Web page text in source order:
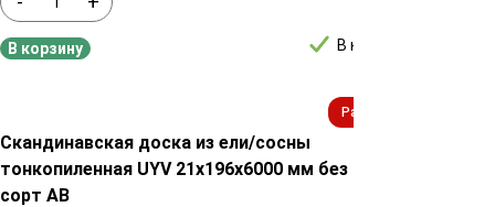
В наличии
В корзину
Распродажа!
Скандинавская доска из ели/сосны
тонкопиленная UYV 21х196х6000 мм без покраски
сорт АВ